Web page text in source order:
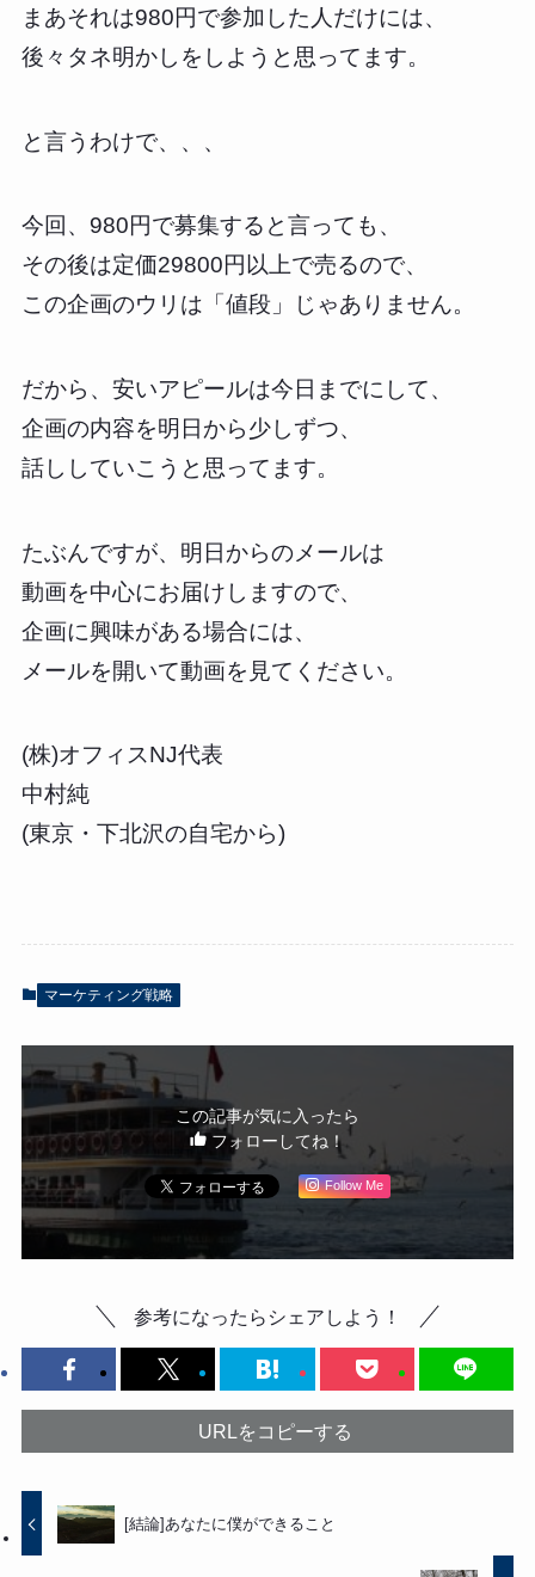
まあそれは980円で参加した人だけには、
後々タネ明かしをしようと思ってます。
と言うわけで、、、
今回、980円で募集すると言っても、
その後は定価29800円以上で売るので、
この企画のウリは「値段」じゃありません。
だから、安いアピールは今日までにして、
企画の内容を明日から少しずつ、
話ししていこうと思ってます。
たぶんですが、明日からのメールは
動画を中心にお届けしますので、
企画に興味がある場合には、
メールを開いて動画を見てください。
(株)オフィスNJ代表
中村純
(東京・下北沢の自宅から)
マーケティング戦略
この記事が気に入ったら
フォローしてね！
Follow Me
参考になったらシェアしよう！
URLをコピーする
[結論]あなたに僕ができること